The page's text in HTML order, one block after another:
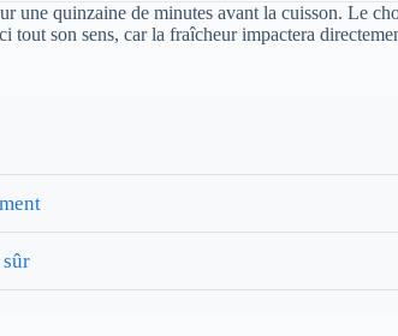
une quinzaine de minutes avant la cuisson. Le
son sens, car la fraîcheur impactera